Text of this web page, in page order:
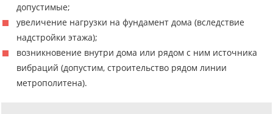
допустимые;
увеличение нагрузки на фундамент дома (вследствие
надстройки этажа);
возникновение внутри дома или рядом с ним источника
вибраций (допустим, строительство рядом линии
метрополитена).